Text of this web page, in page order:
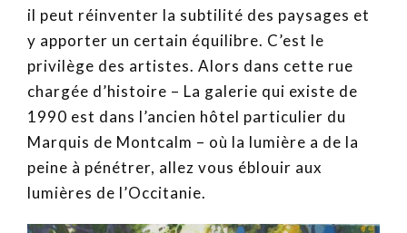
il peut réinventer la subtilité des paysages et
y apporter un certain équilibre. C’est le
privilège des artistes. Alors dans cette rue
chargée d’histoire – La galerie qui existe de
1990 est dans l’ancien hôtel particulier du
Marquis de Montcalm – où la lumière a de la
peine à pénétrer, allez vous éblouir aux
lumières de l’Occitanie.